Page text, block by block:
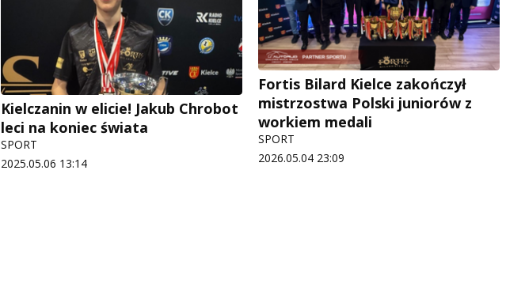
Kielczanin w elicie! Jakub Chrobot
leci na koniec świata
SPORT
2025.05.06 13:14
Fortis Bilard Kielce zakończył
mistrzostwa Polski juniorów z
workiem medali
SPORT
2026.05.04 23:09